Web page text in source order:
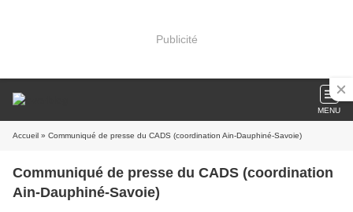
Publicité
MENU
Accueil » Communiqué de presse du CADS (coordination Ain-Dauphiné-Savoie)
Communiqué de presse du CADS (coordination
Ain-Dauphiné-Savoie)